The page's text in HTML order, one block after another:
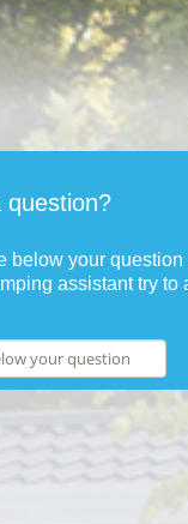
question?
below your question
assistant try to